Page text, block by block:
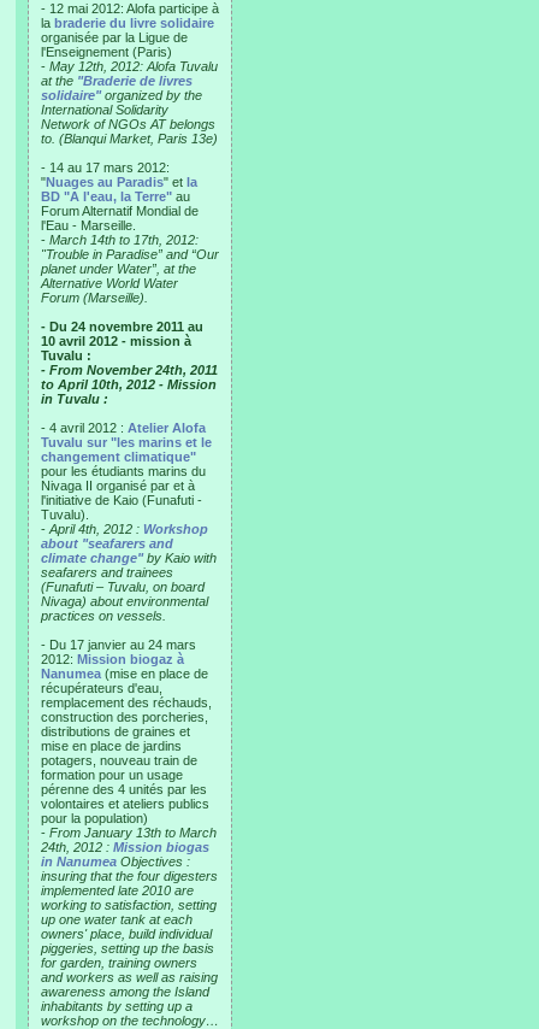
- 12 mai 2012: Alofa participe à
la braderie du livre solidaire
organisée par la Ligue de
l'Enseignement (Paris)
- May 12th, 2012: Alofa Tuvalu
at the "Braderie de livres
solidaire"organized by the
International Solidarity
Network of NGOs AT belongs
to. (Blanqui Market, Paris 13e)
- 14 au 17 mars 2012:
"Nuages au Paradis" et la
BD "A l'eau, la Terre" au
Forum Alternatif Mondial de
l'Eau - Marseille.
- March 14th to 17th, 2012:
"Trouble in Paradise” and “Our
planet under Water”, at the
Alternative World Water
Forum (Marseille).
- Du 24 novembre 2011 au
10 avril 2012 - mission à
Tuvalu :
- From November 24th, 2011
to April 10th, 2012 - Mission
in Tuvalu :
- 4 avril 2012 : Atelier Alofa
Tuvalu sur "les marins et le
changement climatique"
pour les étudiants marins du
Nivaga II organisé par et à
l'initiative de Kaio (Funafuti -
Tuvalu).
- April 4th, 2012 : Workshop
about "seafarers and
climate change"by Kaio with
seafarers and trainees
(Funafuti – Tuvalu, on board
Nivaga) about environmental
practices on vessels.
- Du 17 janvier au 24 mars
2012: Mission biogaz à
Nanumea (mise en place de
récupérateurs d'eau,
remplacement des réchauds,
construction des porcheries,
distributions de graines et
mise en place de jardins
potagers, nouveau train de
formation pour un usage
pérenne des 4 unités par les
volontaires et ateliers publics
pour la population)
- From January 13th to March
24th, 2012 : Mission biogas
in Nanumea Objectives :
insuring that the four digesters
implemented late 2010 are
working to satisfaction, setting
up one water tank at each
owners' place, build individual
piggeries, setting up the basis
for garden, training owners
and workers as well as raising
awareness among the Island
inhabitants by setting up a
workshop on the technology…